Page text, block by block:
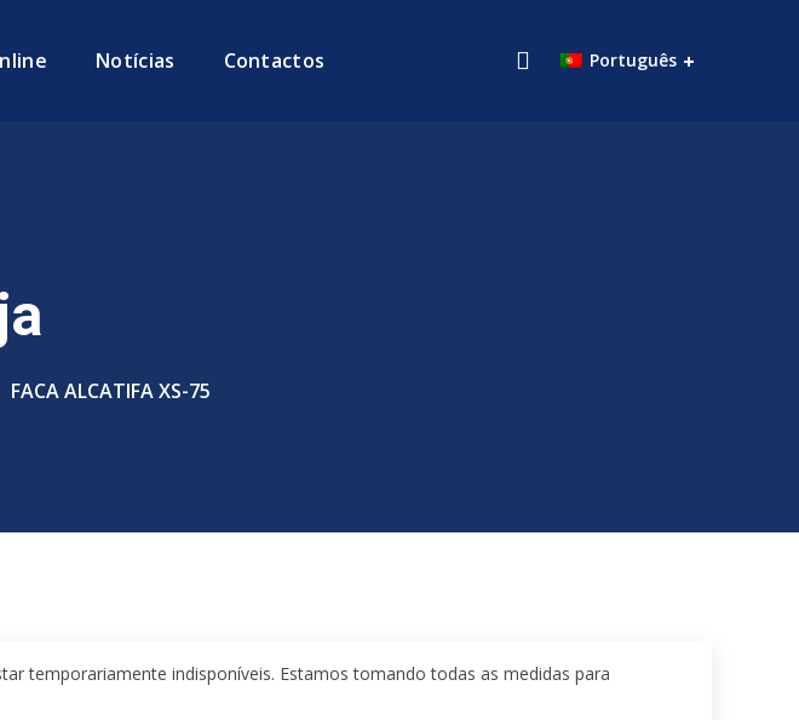
Notícias Contactos Português
FACA ALCATIFA XS-75
temporariamente indisponíveis. Estamos tomando todas as medidas para